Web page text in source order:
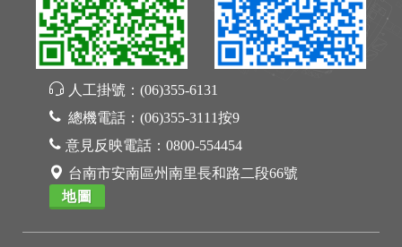
人工掛號： (06)355-6131
總機電話： (06)355-3111按9
意見反映電話： 0800-554454
台南市安南區州南里長和路二段66號
地圖